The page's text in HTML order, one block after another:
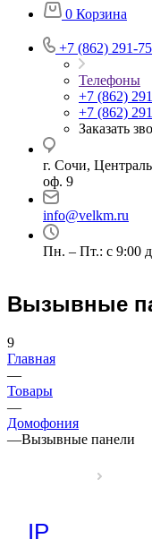
0 Корзина
+7 (862) 291-
Телефоны
+7 (862)
+7 (862)
Заказать
г. Сочи,
оф. 9
info@velkm.ru
Пн. – Пт.: с 9:00
Вызывные
9
Главная
—
Товары
—
Домофония
—Вызывные панели
IP